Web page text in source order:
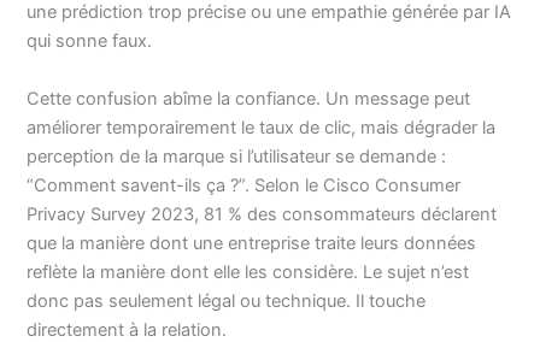
une prédiction trop précise ou une empathie générée par IA
qui sonne faux.
Cette confusion abîme la confiance. Un message peut
améliorer temporairement le taux de clic, mais dégrader la
perception de la marque si l’utilisateur se demande :
“Comment savent-ils ça ?”. Selon le Cisco Consumer
Privacy Survey 2023, 81 % des consommateurs déclarent
que la manière dont une entreprise traite leurs données
reflète la manière dont elle les considère. Le sujet n’est
donc pas seulement légal ou technique. Il touche
directement à la relation.